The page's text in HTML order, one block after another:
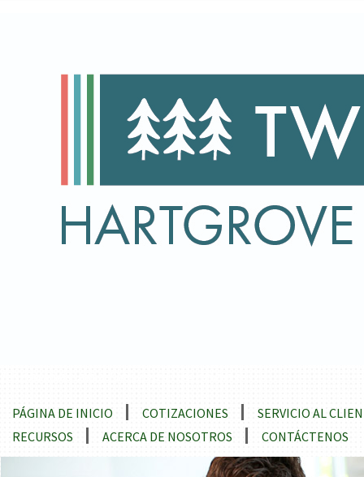
PÁGINA DE INICIO COTIZACIONES
SERVICIO AL
RECURSOS
ACERCA DE NOSOTROS CONTÁCTENOS